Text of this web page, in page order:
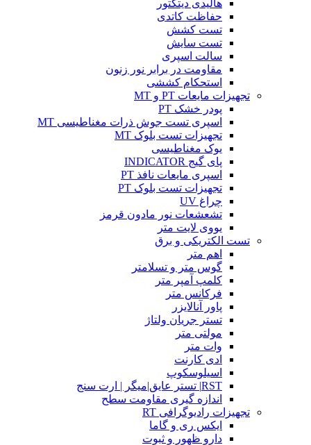
هالیدی دیتکتور
حفاظت کاتدی
تست کشش
تست سایش
سالت اسپری
مقاومت در برابر نور زنون
استحکام کششی
تجهیزات مایعات PT و MT
پودر خشک PT
اسپری تست جوش ذرات مغناطیسی MT
تجهیزات تست بلوک MT
یوک مغناطیسی
پای گیج INDICATOR
اسپری مایعات نافذ PT
تجهیزات تست بلوک PT
چراغ UV
تشعشعات نور مادون قرمز
یووی لایت متر
تست الکتریکی و برق
اهم متر
گوس متر و تسلامتر
کلمپ آمپر متر
فرکانس متر
پاور آنالایزر
تستر جریان ولتاژ
مولتی متر
وات متر
ادی کارنت
اسیلوسکوپ
RST| تستر عایق|میگر | ارت سنج
اندازه گیری مقاومت سطح
تجهیزات رادیوگرافی RT
ایکس ری و گاما
دارو ظهور و ثبوت